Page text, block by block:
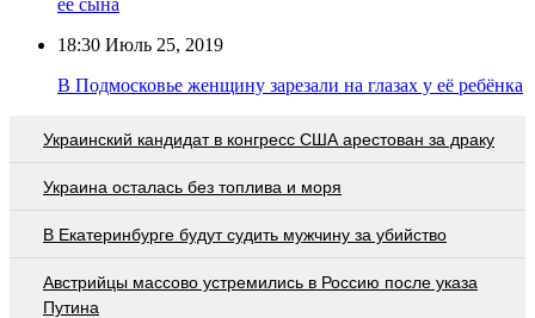
18:30 Июль 25, 2019
В Подмосковье женщину зарезали на глазах у её ребёнка
Украинский кандидат в конгресс США арестован за драку
Украина осталась без топлива и моря
В Екатеринбурге будут судить мужчину за убийство
Австрийцы массово устремились в Россию после указа
Путина